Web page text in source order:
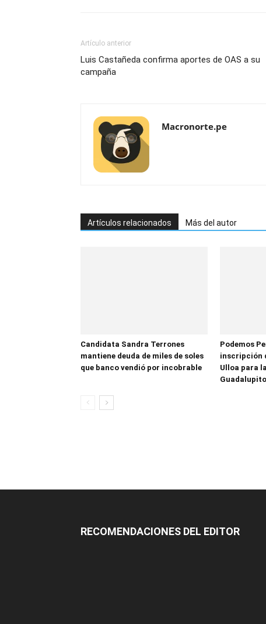
Artículo anterior
Luis Castañeda confirma aportes de OAS a su
campaña
Macronorte.pe
Artículos relacionados Más del autor
Candidata Sandra Terrones
mantiene deuda de miles de soles
que banco vendió por incobrable
Podemos
inscripción
Ulloa para
Guadalupito
RECOMENDACIONES DEL EDITOR